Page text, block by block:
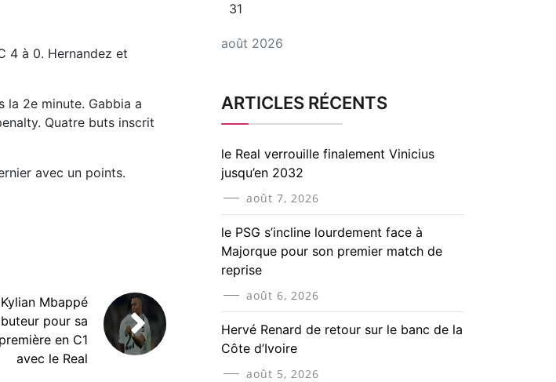
4 à 0. Hernandez et
la 2e minute. Gabbia a
Quatre buts inscrit
avec un points.
Kylian Mbappé
buteur pour sa
première en C1
avec le Real
août 2026
31
ARTICLES RÉCENTS
le Real verrouille finalement Vinicius
jusqu’en 2032
août 7, 2026
le PSG s’incline lourdement face à
Majorque pour son premier match de
reprise
août 6, 2026
Hervé Renard de retour sur le banc de la
Côte d’Ivoire
août 5, 2026